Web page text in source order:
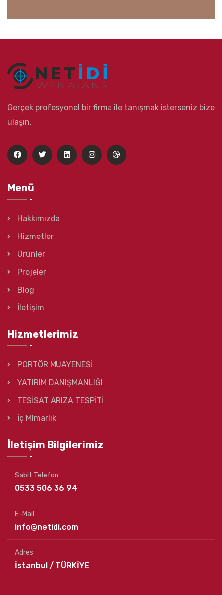
Gerçek profesyonel bir firma ile tanışmak isterseniz bize
ulaşın.
Menü
Hakkımızda
Hizmetler
Ürünler
Projeler
Blog
İletişim
Hizmetlerimiz
PORTÖR MUAYENESİ
YATIRIM DANIŞMANLIĞI
TESİSAT ARIZA TESPİTİ
İç Mimarlık
İletişim Bilgilerimiz
Sabit Telefon
0533 506 36 94
E-Mail
info@netidi.com
Adres
İstanbul / TÜRKİYE